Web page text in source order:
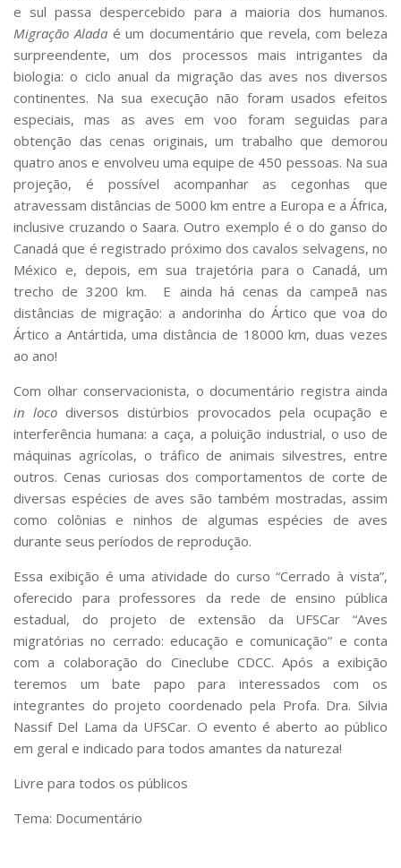
e sul passa despercebido para a maioria dos humanos.
Migração Aladaé um documentário que revela, com beleza
surpreendente, um dos processos mais intrigantes da
biologia: o ciclo anual da migração das aves nos diversos
continentes. Na sua execução não foram usados efeitos
especiais, mas as aves em voo foram seguidas para
obtenção das cenas originais, um trabalho que demorou
quatro anos e envolveu uma equipe de 450 pessoas. Na sua
projeção, é possível acompanhar as cegonhas que
atravessam distâncias de 5000 km entre a Europa e a África,
inclusive cruzando o Saara. Outro exemplo é o do ganso do
Canadá que é registrado próximo dos cavalos selvagens, no
México e, depois, em sua trajetória para o Canadá, um
trecho de 3200 km. E ainda há cenas da campeã nas
distâncias de migração: a andorinha do Ártico que voa do
Ártico a Antártida, uma distância de 18000 km, duas vezes
ao ano!
Com olhar conservacionista, o documentário registra ainda
in loco diversos distúrbios provocados pela ocupação e
interferência humana: a caça, a poluição industrial, o uso de
máquinas agrícolas, o tráfico de animais silvestres, entre
outros. Cenas curiosas dos comportamentos de corte de
diversas espécies de aves são também mostradas, assim
como colônias e ninhos de algumas espécies de aves
durante seus períodos de reprodução.
Essa exibição é uma atividade do curso “Cerrado à vista”,
oferecido para professores da rede de ensino pública
estadual, do projeto de extensão da UFSCar “Aves
migratórias no cerrado: educação e comunicação” e conta
com a colaboração do Cineclube CDCC. Após a exibição
teremos um bate papo para interessados com os
integrantes do projeto coordenado pela Profa. Dra. Silvia
Nassif Del Lama da UFSCar. O evento é aberto ao público
em geral e indicado para todos amantes da natureza!
Livre para todos os públicos
Tema: Documentário